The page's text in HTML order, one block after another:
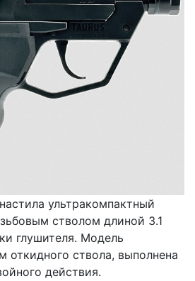
ультракомпактный
стволом длиной 3.1
глушителя. Модель
откидного ствола, выполнена
действия.